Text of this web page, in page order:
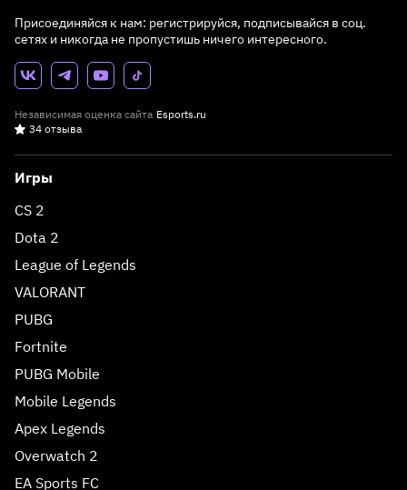
Присоединяйся к нам: регистрируйся, подписывайся в соц.
сетях и никогда не пропустишь ничего интересного.
Независимая оценка сайта Esports.ru
34 отзыва
Игры
CS 2
Dota 2
League of Legends
VALORANT
PUBG
Fortnite
PUBG Mobile
Mobile Legends
Apex Legends
Overwatch 2
EA Sports FC